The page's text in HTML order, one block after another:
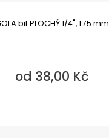
bit PLOCHÝ 1/4", L75 mm
od 38,00 Kč